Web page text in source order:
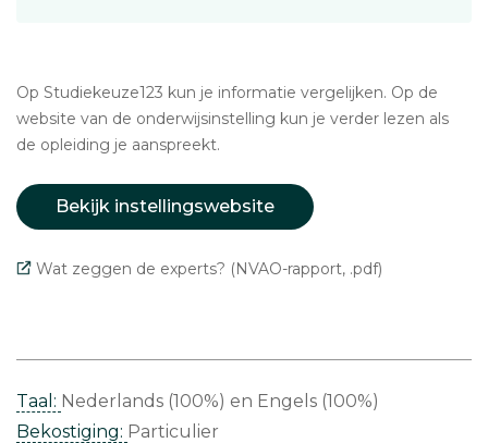
Op Studiekeuze123 kun je informatie vergelijken. Op de
website van de onderwijsinstelling kun je verder lezen als
de opleiding je aanspreekt.
Bekijk instellingswebsite
Wat zeggen de experts? (NVAO-rapport, .pdf)
Taal: Nederlands (100%)
Engels (100%)
Bekostiging: Particulier